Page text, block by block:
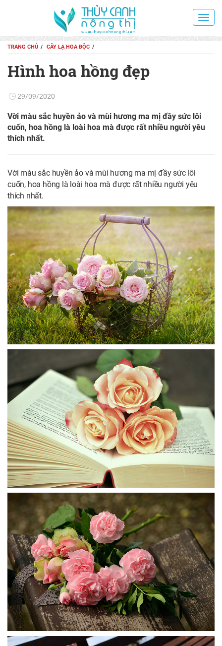
TRANG CHỦ CÂY LẠ HOA ĐỘC
Hình hoa hồng đẹp
29/09/2020
Vời màu sắc huyền ảo và mùi hương ma mị đầy sức lôi
cuốn, hoa hồng là loài hoa mà được rất nhiều người yêu
thích nhất.
Vời màu sắc huyền ảo và mùi hương ma mị đầy sức lôi
cuốn, hoa hồng là loài hoa mà được rất nhiều người yêu
thích nhất.